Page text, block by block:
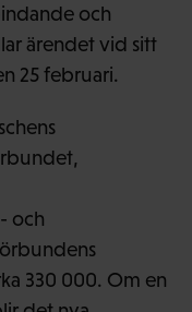
och
ärendet vid sitt
25 februari.
och
330 000. Om en